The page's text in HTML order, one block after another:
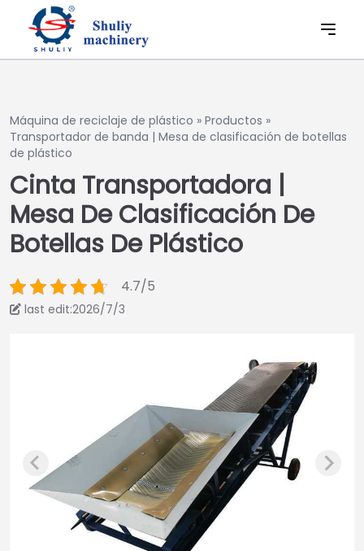
Máquina de reciclaje de plástico » Productos »
Transportador de banda | Mesa de clasificación de botellas
de plástico
Cinta Transportadora |
Mesa De Clasificación De
Botellas De Plástico
4.7/5
last edit:2026/7/3